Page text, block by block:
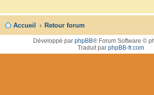
Accueil Retour forum
Développé par phpBB® Forum Software ©
Traduit par phpBB-fr.com